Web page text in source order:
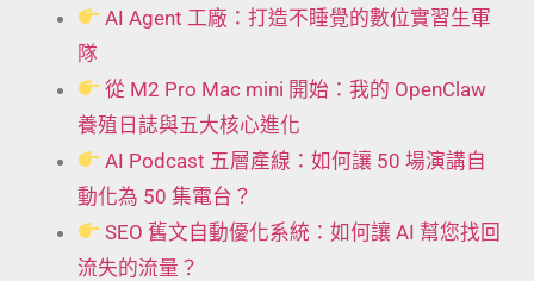
AI Agent 工廠：打造不睡覺的數位實習生軍
隊
從 M2 Pro Mac mini 開始：我的 OpenClaw
養殖日誌與五大核心進化
AI Podcast 五層產線：如何讓 50 場演講自
動化為 50 集電台？
SEO 舊文自動優化系統：如何讓 AI 幫您找回
流失的流量？